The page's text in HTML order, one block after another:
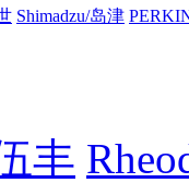
Shimadzu/岛津
丰